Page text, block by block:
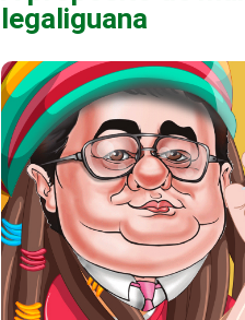
legaliguana